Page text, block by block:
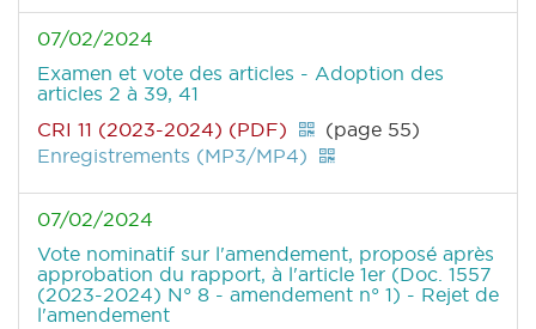
07/02/2024
Examen et vote des articles - Adoption des
articles 2 à 39, 41
CRI 11 (2023-2024) (PDF)
(page 55)
Enregistrements (MP3/MP4)
07/02/2024
Vote nominatif sur l'amendement, proposé après
approbation du rapport, à l'article 1er (Doc. 1557
(2023-2024) N° 8 - amendement n° 1) - Rejet de
l'amendement